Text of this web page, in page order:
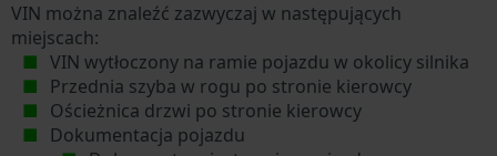
VIN można znaleźć zazwyczaj w następujących
miejscach:
VIN wytłoczony na ramie pojazdu w okolicy silnika
Przednia szyba w rogu po stronie kierowcy
Ościeżnica drzwi po stronie kierowcy
Dokumentacja pojazdu